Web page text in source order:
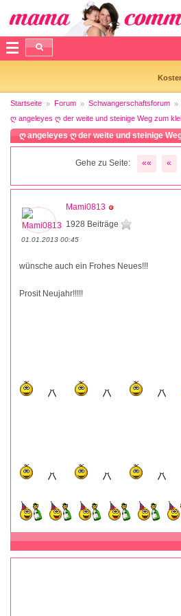
Startseite Forum
Schwangerschaftsforum
ღ angeleyes ღ der weite und steinige Weg zum
ღ angeleyes ღ der weite und steinige
Gehe zu Seite: «« «
Mami0813
1928 Beiträge
01.01.2013 00:45
wünsche auch ein Frohes Neues!!!
Prosit Neujahr!!!!!